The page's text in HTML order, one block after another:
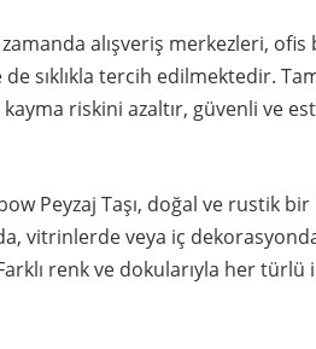
alışveriş merkezleri, ofis
sıklıkla tercih edilmektedir.
riskini azaltır, güvenli ve
Peyzaj Taşı, doğal ve rustik bir
vitrinlerde veya iç
renk ve dokularıyla her türlü